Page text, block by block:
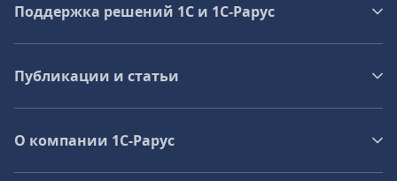
Поддержка решений 1С и 1С‑Рарус
Публикации и статьи
О компании 1C-Рарус